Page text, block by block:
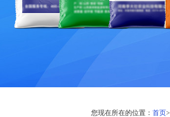
您现在所在的位置： 首页>